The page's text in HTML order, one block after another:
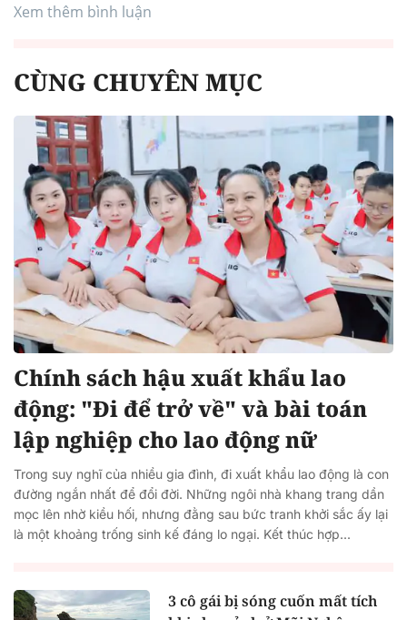
Xem thêm bình luận
CÙNG CHUYÊN MỤC
Chính sách hậu xuất khẩu lao
động: "Đi để trở về" và bài toán
lập nghiệp cho lao động nữ
Trong suy nghĩ của nhiều gia đình, đi xuất khẩu lao động là con
đường ngắn nhất để đổi đời. Những ngôi nhà khang trang dần
mọc lên nhờ kiều hối, nhưng đằng sau bức tranh khởi sắc ấy lại
là một khoảng trống sinh kế đáng lo ngại. Kết thúc hợp...
3 cô gái bị sóng cuốn mất tích